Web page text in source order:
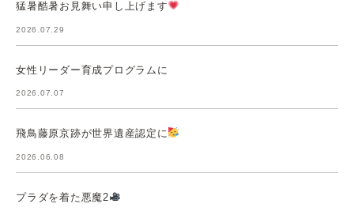
猛暑酷暑お見舞い申し上げます
2026.07.29
女性リーダー育成プログラムに
2026.07.07
飛鳥藤原京跡が世界遺産認定に
2026.06.08
プラダを着た悪魔2